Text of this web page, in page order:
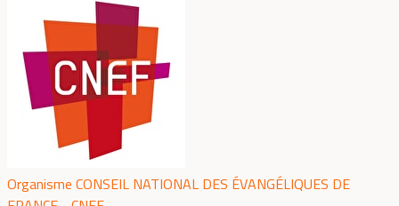
Organisme CONSEIL NATIONAL DES ÉVANGÉLIQUES DE